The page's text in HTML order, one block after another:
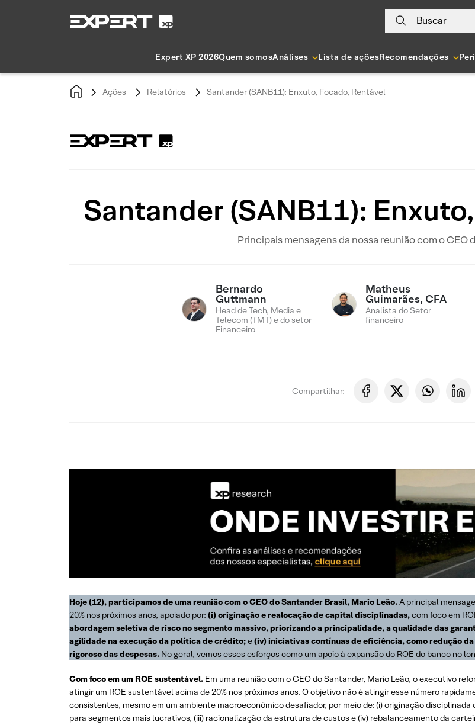
Buscar
Expert XP 2026Quem somosAnálises Lista de açõesRecomendações
Ações Relatórios Santander (SANB11): Enxuto, Focado, Rentável
Santander (SANB11):
Principais mensagens da nossa reunião com o CEO
Bernardo
Guttmann
Head de Tech, Media e
Telecom (TMT) e do setor
Financeiro
Matheus
Guimarães, CFA
Analista do Setor
financeiro
Compartilhar:
Hoje (12), participamos de uma reunião com o CEO do Santander Brasil, Mario Leão.A principal
20% nos próximos anos, apoiado por: (i) originação e realocação de capital disciplinadas,com foco em
abordagem seletiva de risco no segmento massivo, priorizando a principalidade, a qualidade das
agilidade na execução da política de crédito;e(iv) iniciativas contínuas de eficiência, como redução
rigoroso das despesas. No geral, vemos esses esforços como um apoio à expansão do ROE do banco no
Com foco em um ROE sustentável. Em uma reunião com o CEO do Santander, Mario Leão, o executivo
atingir um ROE sustentável acima de 20% nos próximos anos. O objetivo não é atingir esse número
consistentes, mesmo em um ambiente macroeconômico desafiador, por meio de: (i) originação
para segmentos mais lucrativos, (iii) racionalização da estrutura de custos e (iv) rebalanceamento da